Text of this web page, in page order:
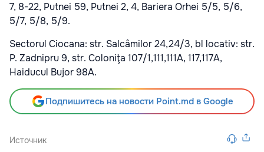
7, 8-22, Putnei 59, Putnei 2, 4, Bariera Orhei 5/5, 5/6,
5/7, 5/8, 5/9.
Sectorul Ciocana: str. Salcâmilor 24,24/3, bl locativ: str.
P. Zadnipru 9, str. Coloniţa 107/1,111,111A, 117,117A,
Haiducul Bujor 98A.
Подпишитесь на новости Point.md в Google
Источник